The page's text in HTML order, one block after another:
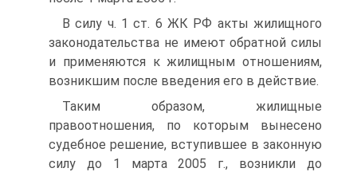
В силу ч. 1 ст. 6 ЖК РФ акты жилищного
законодательства не имеют обратной силы
и применяются к жилищным отношениям,
возникшим после введения его в действие.
Таким образом, жилищные
правоотношения, по которым вынесено
судебное решение, вступившее в законную
силу до 1 марта 2005 г., возникли до